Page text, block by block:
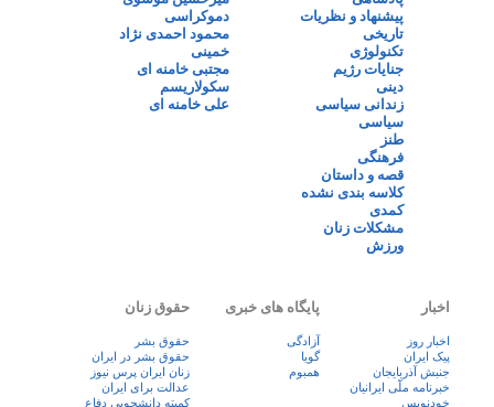
پیشنهاد و نظریات
تاریخی
تکنولوژی
جنایات رژیم
دینی
زندانی سیاسی
سیاسی
طنز
فرهنگی
قصه و داستان
کلاسه بندی نشده
کمدی
مشکلات زنان
ورزش
دموکراسی
محمود احمدی نژاد
خمینی
مجتبی خامنه ای
سکولاریسم
علی خامنه ای
اخبار
اخبار روز
پيک ايران
جنبش آذربایجان
خبرنامه ملّی ایرانیان
خودنویس
پایگاه های خبری
آزادگی
گویا
همبوم
حقوق زنان
حقوق بشر
حقوق بشر در ایران
زنان ايران پرس نيوز
عدالت برای ایران
کمیته دانشجویی دفاع